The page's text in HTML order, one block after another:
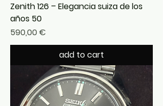
Zenith 126 – Elegancia suiza de los
años 50
Precio
590,00 €
add to cart